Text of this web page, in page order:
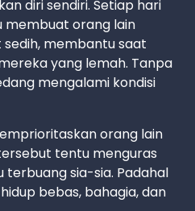
diri sendiri. Setiap hari
membuat orang lain
membantu saat
yang lemah. Tanpa
mengalami kondisi
orang lain
tentu menguras
sia-sia. Padahal
bebas, bahagia, dan